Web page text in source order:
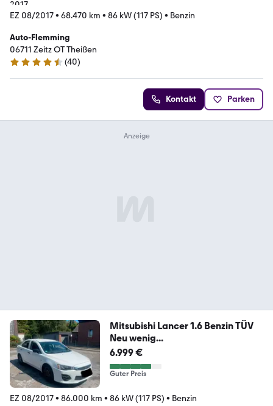
EZ 08/2017• 68.470 km • 86 kW (117 PS) • Benzin
Auto-Flemming
06711 Zeitz OT Theißen
4.5 Sterne
(40)
Kontakt Parken
Mitsubishi Lancer 1.6 Benzin TÜV
Neu wenig...
6.999 €
Guter Preis
EZ 08/2017• 86.000 km • 86 kW (117 PS) • Benzin